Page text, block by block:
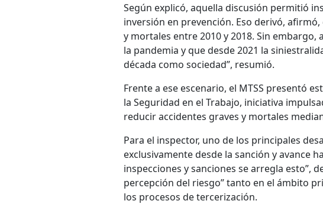
Según explicó, aquella discusión permitió
inversión en prevención. Eso derivó,
y mortales entre 2010 y 2018. Sin
la pandemia y que desde 2021 la
década como sociedad”, resumió.
Frente a ese escenario, el MTSS presentó
la Seguridad en el Trabajo, iniciativa
reducir accidentes graves y mortales
Para el inspector, uno de los principales
exclusivamente desde la sanción y avance
inspecciones y sanciones se arregla esto”,
percepción del riesgo” tanto en el ámbito
los procesos de tercerización.